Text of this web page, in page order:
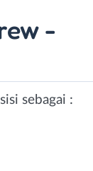
-
sebagai :